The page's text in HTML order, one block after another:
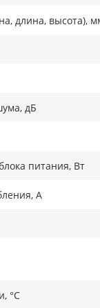
длина, высота),
дБ
питания, Вт
А
°C